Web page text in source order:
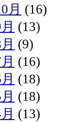
月 (16)
(13)
(9)
(16)
(18)
(18)
(13)